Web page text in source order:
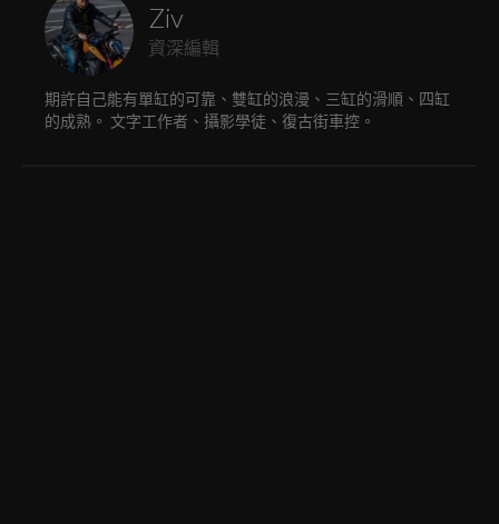
Ziv
資深編輯
期許自己能有單缸的可靠、雙缸的浪漫、三缸的滑順、四缸
的成熟。 文字工作者、攝影學徒、復古街車控。